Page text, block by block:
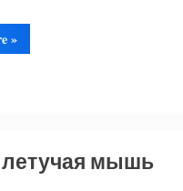
“Стильный
жакет
»
мышь